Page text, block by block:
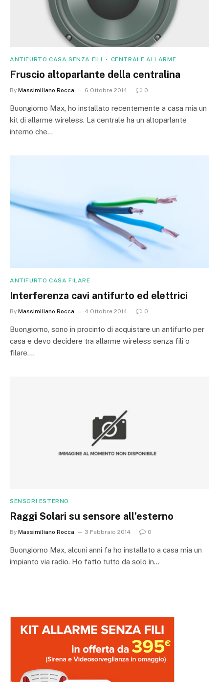
ANTIFURTO CASA SENZA FILI CENTRALE ALLARME
Fruscio altoparlante della centralina
By Massimiliano Rocca 6 Ottobre 2014 0
Buongiorno Max, ho installato recentemente a casa mia un
kit di allarme wireless. La centrale ha un altoparlante
interno che…
ANTIFURTO CASA FILARE
Interferenza cavi antifurto ed elettrici
By Massimiliano Rocca 4 Ottobre 2014 0
Buongiorno, sono in procinto di acquistare un antifurto per
casa e devo decidere tra allarme wireless senza fili o
filare.…
SENSORI ESTERNO
Raggi Solari su sensore all’esterno
By Massimiliano Rocca 3 Febbraio 2014 0
Buongiorno Max, alcuni anni fa ho installato a casa mia un
impianto via radio. Ho fatto tutto da solo in…